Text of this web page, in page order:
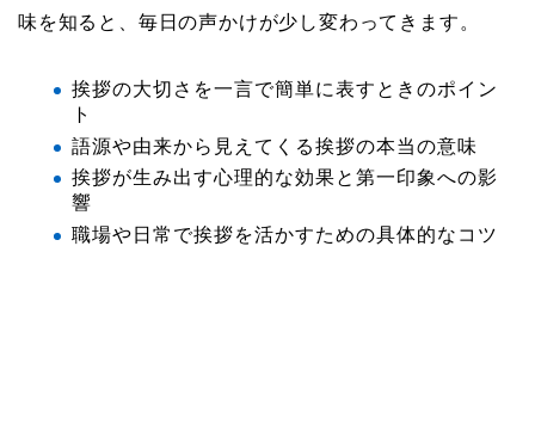
味を知ると、毎日の声かけが少し変わってきます。
挨拶の大切さを一言で簡単に表すときのポイン
ト
語源や由来から見えてくる挨拶の本当の意味
挨拶が生み出す心理的な効果と第一印象への影
響
職場や日常で挨拶を活かすための具体的なコツ